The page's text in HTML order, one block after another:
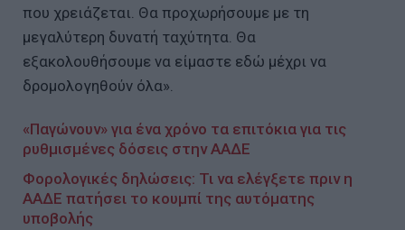
που χρειάζεται. Θα προχωρήσουμε με τη
μεγαλύτερη δυνατή ταχύτητα. Θα
εξακολουθήσουμε να είμαστε εδώ μέχρι να
δρομολογηθούν όλα».
«Παγώνουν» για ένα χρόνο τα επιτόκια για τις
ρυθμισμένες δόσεις στην ΑΑΔΕ
Φορολογικές δηλώσεις: Τι να ελέγξετε πριν η
ΑΑΔΕ πατήσει το κουμπί της αυτόματης
υποβολής